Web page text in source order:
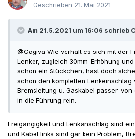
Geschrieben 21. Mai 2021
Am 21.5.2021 um 16:06 schrieb
@Cagiva Wie verhält es sich mit der
Lenker, zugleich 30mm-Erhöhung und
schon ein Stückchen, hast doch
schon den kompletten Lenkeinschlag
Bremsleitung u. Gaskabel passen
in die Führung rein.
Freigängigkeit und Lenkanschlag sind
und Kabel links sind gar kein Problem,